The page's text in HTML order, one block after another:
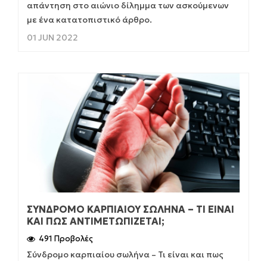
απάντηση στο αιώνιο δίλημμα των ασκούμενων
με ένα κατατοπιστικό άρθρο.
01 JUN 2022
ΣΎΝΔΡΟΜΟ ΚΑΡΠΙΑΊΟΥ ΣΩΛΉΝΑ – ΤΙ ΕΊΝΑΙ
ΚΑΙ ΠΩΣ ΑΝΤΙΜΕΤΩΠΊΖΕΤΑΙ;
491 Προβολές
Σύνδρομο καρπιαίου σωλήνα – Τι είναι και πως